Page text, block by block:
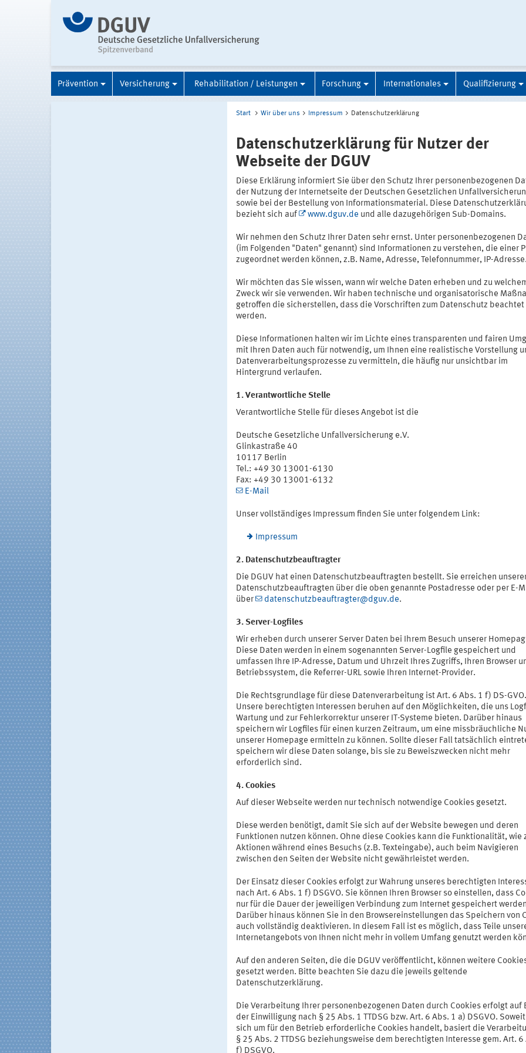
Prävention Versicherung Rehabilitation / Leistungen Forschung Internationales Qualifizierung
Start Wir über uns Impressum Datenschutzerklärung
Datenschutzerklärung für Nutzer der
Webseite der DGUV
Diese Erklärung informiert Sie über den Schutz Ihrer personenbezogenen
der Nutzung der Internetseite der Deutschen Gesetzlichen
sowie bei der Bestellung von Informationsmaterial. Diese
bezieht sich auf
www.dguv.de und alle dazugehörigen Sub-Domains.
Wir nehmen den Schutz Ihrer Daten sehr ernst. Unter personenbezogenen
(im Folgenden "Daten" genannt) sind Informationen zu verstehen, die einer
zugeordnet werden können, z.B. Name, Adresse, Telefonnummer, IP-
Wir möchten das Sie wissen, wann wir welche Daten erheben und zu
Zweck wir sie verwenden. Wir haben technische und organisatorische
getroffen die sicherstellen, dass die Vorschriften zum Datenschutz beachtet
werden.
Diese Informationen halten wir im Lichte eines transparenten und fairen
mit Ihren Daten auch für notwendig, um Ihnen eine realistische Vorstellung
Datenverarbeitungsprozesse zu vermitteln, die häufig nur unsichtbar im
Hintergrund verlaufen.
1. Verantwortliche Stelle
Verantwortliche Stelle für dieses Angebot ist die
Deutsche Gesetzliche Unfallversicherung e.V.
Glinkastraße 40
10117 Berlin
Tel.: +49 30 13001-6130
Fax: +49 30 13001-6132
E-Mail
Unser vollständiges Impressum finden Sie unter folgendem Link:
Impressum
2. Datenschutzbeauftragter
Die DGUV hat einen Datenschutzbeauftragten bestellt. Sie erreichen
Datenschutzbeauftragten über die oben genannte Postadresse oder per E-
über
datenschutzbeauftragter@dguv.de.
3. Server-Logfiles
Wir erheben durch unserer Server Daten bei Ihrem Besuch unserer
Diese Daten werden in einem sogenannten Server-Logfile gespeichert und
umfassen Ihre IP-Adresse, Datum und Uhrzeit Ihres Zugriffs, Ihren Browser
Betriebssystem, die Referrer-URL sowie Ihren Internet-Provider.
Die Rechtsgrundlage für diese Datenverarbeitung ist Art. 6 Abs. 1 f) DS-GVO.
Unsere berechtigten Interessen beruhen auf den Möglichkeiten, die uns
Wartung und zur Fehlerkorrektur unserer IT-Systeme bieten. Darüber hinaus
speichern wir Logfiles für einen kurzen Zeitraum, um eine missbräuchliche
unserer Homepage ermitteln zu können. Sollte dieser Fall tatsächlich
speichern wir diese Daten solange, bis sie zu Beweiszwecken nicht mehr
erforderlich sind.
4. Cookies
Auf dieser Webseite werden nur technisch notwendige Cookies gesetzt.
Diese werden benötigt, damit Sie sich auf der Website bewegen und deren
Funktionen nutzen können. Ohne diese Cookies kann die Funktionalität, wie
Aktionen während eines Besuchs (z.B. Texteingabe), auch beim Navigieren
zwischen den Seiten der Website nicht gewährleistet werden.
Der Einsatz dieser Cookies erfolgt zur Wahrung unseres berechtigten
nach Art. 6 Abs. 1 f) DSGVO. Sie können Ihren Browser so einstellen, dass
nur für die Dauer der jeweiligen Verbindung zum Internet gespeichert
Darüber hinaus können Sie in den Browsereinstellungen das Speichern von
auch vollständig deaktivieren. In diesem Fall ist es möglich, dass Teile
Internetangebots von Ihnen nicht mehr in vollem Umfang genutzt werden
Auf den anderen Seiten, die die DGUV veröffentlicht, können weitere
gesetzt werden. Bitte beachten Sie dazu die jeweils geltende
Datenschutzerklärung.
Die Verarbeitung Ihrer personenbezogenen Daten durch Cookies erfolgt auf
der Einwilligung nach § 25 Abs. 1 TTDSG bzw. Art. 6 Abs. 1 a) DSGVO.
sich um für den Betrieb erforderliche Cookies handelt, basiert die
§ 25 Abs. 2 TTDSG beziehungsweise dem berechtigten Interesse gem. Art. 6
f) DSGVO.